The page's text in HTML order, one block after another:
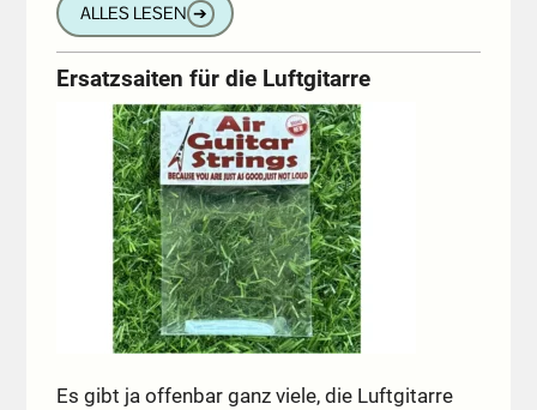
ALLES LESEN ➔
Ersatzsaiten für die Luftgitarre
Es gibt ja offenbar ganz viele, die Luftgitarre